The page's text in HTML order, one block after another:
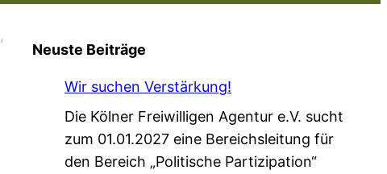
Neuste Beiträge
Wir suchen Verstärkung!
Die Kölner Freiwilligen Agentur e.V. sucht
zum 01.01.2027 eine Bereichsleitung für
den Bereich „Politische Partizipation“